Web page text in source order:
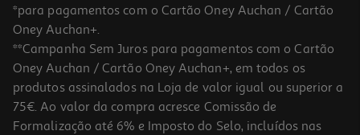
*para pagamentos com o Cartão Oney Auchan / Cartão
Oney Auchan+.
**Campanha Sem Juros para pagamentos com o Cartão
Oney Auchan / Cartão Oney Auchan+, em todos os
produtos assinalados na Loja de valor igual ou superior a
75€. Ao valor da compra acresce Comissão de
Formalização até 6% e Imposto do Selo, incluídos nas